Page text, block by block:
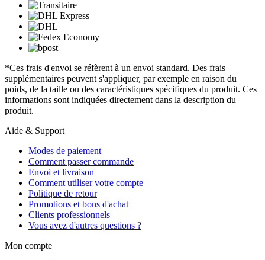
*Ces frais d'envoi se réfèrent à un envoi standard. Des frais
supplémentaires peuvent s'appliquer, par exemple en raison du
poids, de la taille ou des caractéristiques spécifiques du produit. Ces
informations sont indiquées directement dans la description du
produit.
Aide & Support
Modes de paiement
Comment passer commande
Envoi et livraison
Comment utiliser votre compte
Politique de retour
Promotions et bons d'achat
Clients professionnels
Vous avez d'autres questions ?
Mon compte